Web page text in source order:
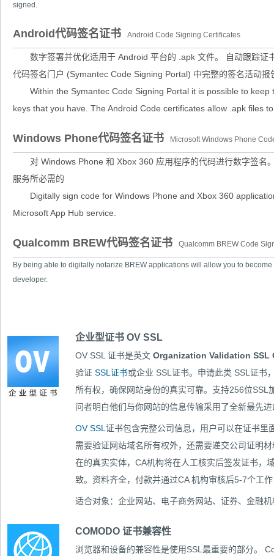
signed.
Android代码签名证书 Android Code Signing Certificates
数字签署并优化适用于 Android 平台的 .apk 文件。 自动跟踪证
代码签名门户 (Symantec Code Signing Portal) 中完整的签名活动报
Within the Symantec Code Signing Portal it is possible to keep
keys that you have. The Android Code certificates allow .apk files
Windows Phone代码签名证书 Microsoft Windows Phone
对 Windows Phone 和 Xbox 360 应用程序的代码进行数字签名
服务所必需的
Digitally sign code for Windows Phone and Xbox 360
Microsoft App Hub service.
Qualcomm BREW代码签名证书 Qualcomm BREW Code
By being able to digitally notarize BREW applications will allow you to
developer.
企业型证书 OV SSL
OV SSL 证书是英文 Organization Validation SSL
验证 SSL证书或企业 SSL证书。申请此类 SSL证书
所有权，确保网站身份的真实可靠。支持256位
问者明白他们与你网站的信息传输采用了全新最先
OV SSL 证书包含完整公司信息，用户可以在证书里
需要验证网站域名所有权外，还需要递交公司证明
在的真实实体，CA机构将在人工核实后签发证书，
致。资料齐全，付款并通过CA 机构审核后5-7个工
适合对象：企业网站、电子商务网站、证券、金融机
COMODO 证书兼容性
浏览器和设备的兼容性是使用SSL最重要的部分。